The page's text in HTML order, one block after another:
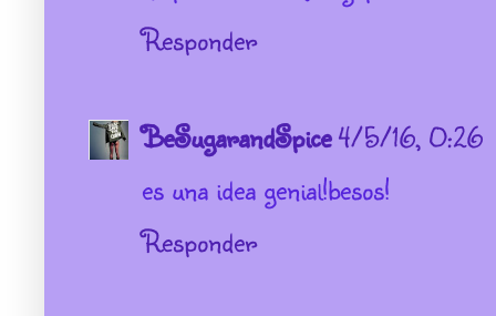
Responder
BeSugarandSpice4/5/16, 0:26
es una idea genial!besos!
Responder